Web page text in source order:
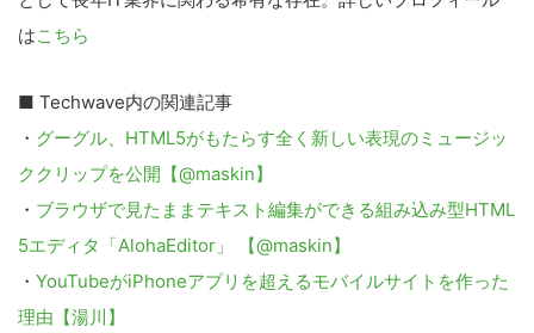
はこちら
■ Techwave内の関連記事
・ グーグル、HTML5がもたらす全く新しい表現のミュージッ
ククリップを公開【@maskin】
・ ブラウザで見たままテキスト編集ができる組み込み型HTML
5エディタ「AlohaEditor」 【@maskin】
・ YouTubeがiPhoneアプリを超えるモバイルサイトを作った
理由【湯川】